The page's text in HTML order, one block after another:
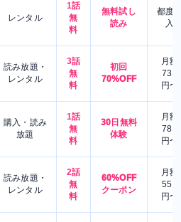
レンタル
1話
無
料
無料試し
読み
都度
入
読み放題・
レンタル
3話
無
料
初回
70%OFF
月額
730
円〜
購入・読み
放題
1話
無
料
30日無料
体験
月額
780
円〜
読み放題・
レンタル
2話
無
料
60%OFF
クーポン
月額
550
円〜